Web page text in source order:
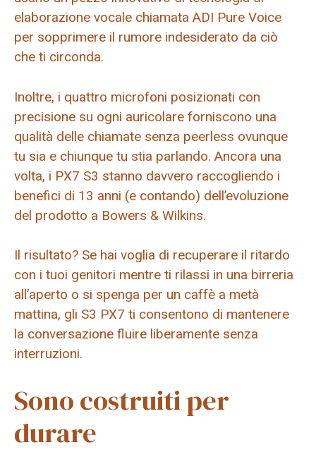
elaborazione vocale chiamata ADI Pure Voice
per sopprimere il rumore indesiderato da ciò
che ti circonda.
Inoltre, i quattro microfoni posizionati con
precisione su ogni auricolare forniscono una
qualità delle chiamate senza peerless ovunque
tu sia e chiunque tu stia parlando. Ancora una
volta, i PX7 S3 stanno davvero raccogliendo i
benefici di 13 anni (e contando) dell’evoluzione
del prodotto a Bowers & Wilkins.
Il risultato? Se hai voglia di recuperare il ritardo
con i tuoi genitori mentre ti rilassi in una birreria
all’aperto o si spenga per un caffè a metà
mattina, gli S3 PX7 ti consentono di mantenere
la conversazione fluire liberamente senza
interruzioni.
Sono costruiti per
durare